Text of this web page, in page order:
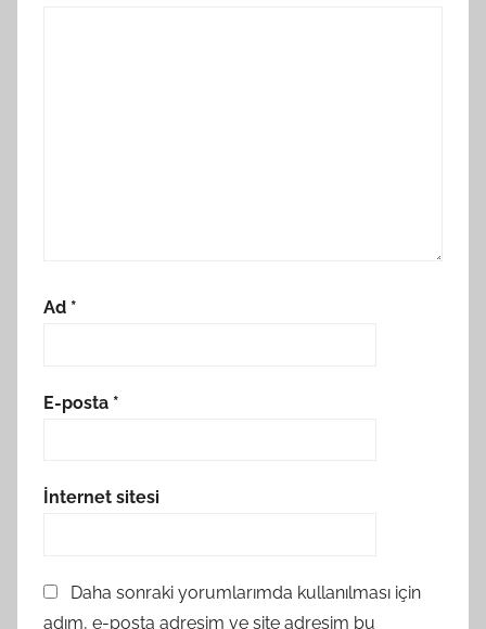
Ad *
E-posta *
İnternet sitesi
Daha sonraki yorumlarımda kullanılması için
adım, e-posta adresim ve site adresim bu